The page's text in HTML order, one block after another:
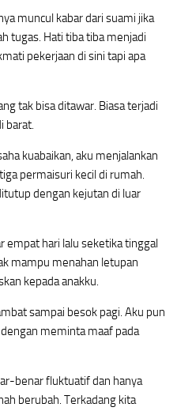
muncul kabar dari suami jika
tugas. Hati tiba tiba menjadi
pekerjaan di sini tapi apa
tak bisa ditawar. Biasa terjadi
barat.
kuabaikan, aku menjalankan
permaisuri kecil di rumah.
dengan kejutan di luar
empat hari lalu seketika tinggal
mampu menahan letupan
kepada anakku.
sampai besok pagi. Aku pun
meminta maaf pada
benar fluktuatif dan hanya
berubah. Terkadang kita